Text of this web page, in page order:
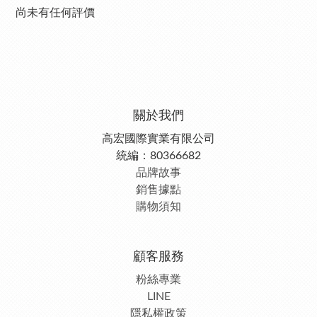
尚未有任何評價
關於我們
高宏國際實業有限公司
統編：80366682
品牌故事
銷售據點
購物須知
顧客服務
粉絲專業
LINE
隱私權政策